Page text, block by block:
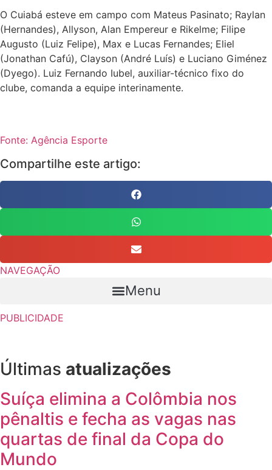
O Cuiabá esteve em campo com Mateus Pasinato; Raylan
(Hernandes), Allyson, Alan Empereur e Rikelme; Filipe
Augusto (Luiz Felipe), Max e Lucas Fernandes; Eliel
(Jonathan Cafú), Clayson (André Luís) e Luciano Giménez
(Dyego). Luiz Fernando Iubel, auxiliar-técnico fixo do
clube, comanda a equipe interinamente.
Fonte: Agência Esporte
Compartilhe este artigo:
NAVEGAÇÃO
Menu
PUBLICIDADE
Últimas atualizações
Suíça elimina a Colômbia nos
pênaltis e fecha as vagas nas
quartas de final da Copa do
Mundo